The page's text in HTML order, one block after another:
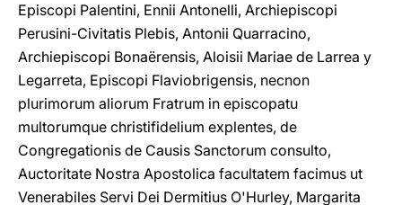
Episcopi Palentini, Ennii Antonelli, Archiepiscopi
Perusini-Civitatis Plebis, Antonii Quarracino,
Archiepiscopi Bonaërensis, Aloisii Mariae de Larrea y
Legarreta, Episcopi Flaviobrigensis, necnon
plurimorum aliorum Fratrum in episcopatu
multorumque christifidelium explentes, de
Congregationis de Causis Sanctorum consulto,
Auctoritate Nostra Apostolica facultatem facimus ut
Venerabiles Servi Dei Dermitius O'Hurley, Margarita